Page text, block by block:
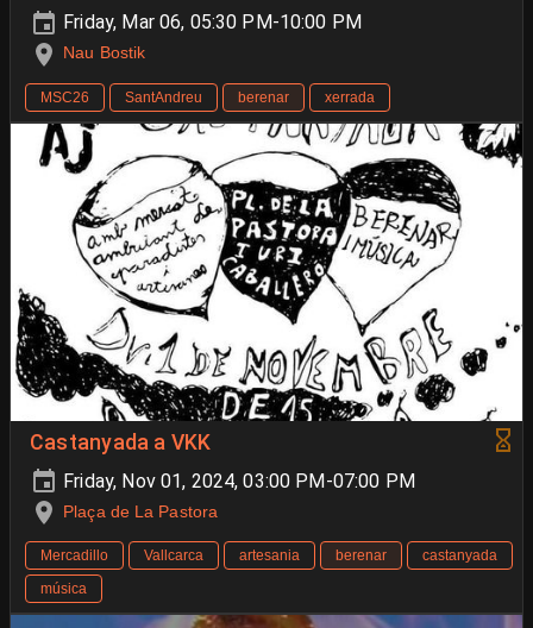
Friday, Mar 06, 05:30 PM-10:00 PM
Nau Bostik
MSC26 SantAndreu berenar xerrada
Castanyada a VKK
Friday, Nov 01, 2024, 03:00 PM-07:00 PM
Plaça de La Pastora
Mercadillo Vallcarca artesania berenar
castanyada
música